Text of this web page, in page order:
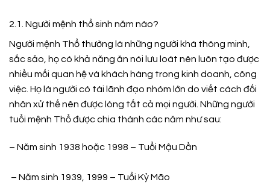
2.1. Người mệnh thổ sinh năm nào?
Người mệnh Thổ thường là những người khá thông minh,
sắc sảo, họ có khả năng ăn nói lưu loát nên luôn tạo được
nhiều mối quan hệ và khách hàng trong kinh doanh, công
việc. Họ là người có tài lãnh đạo nhóm lớn do viết cách đối
nhân xử thế nên được lòng tất cả mọi người. Những người
tuổi mệnh Thổ được chia thành các năm như sau:
– Năm sinh 1938 hoặc 1998 – Tuổi Mậu Dần
– Năm sinh 1939, 1999 – Tuổi Kỷ Mão